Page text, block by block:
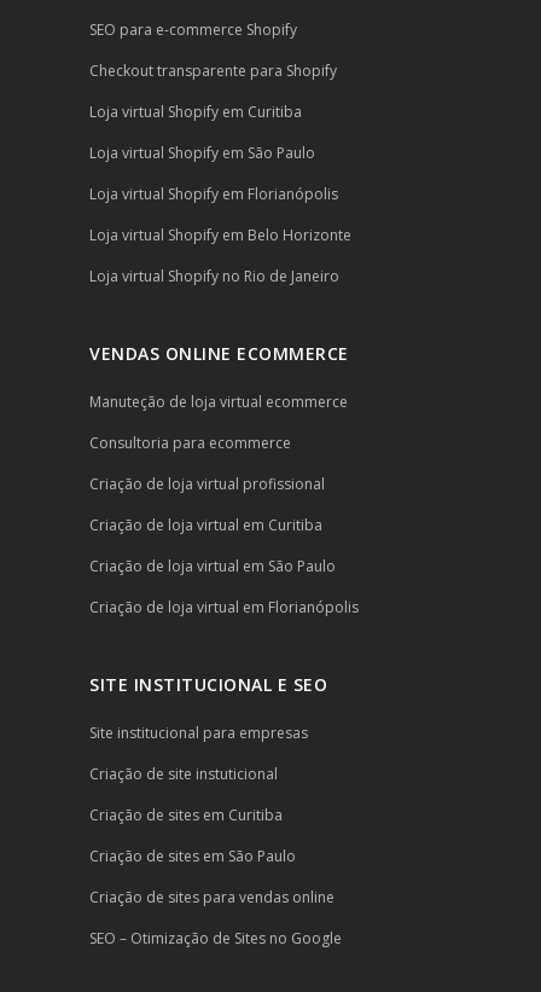
SEO para e-commerce Shopify
Checkout transparente para Shopify
Loja virtual Shopify em Curitiba
Loja virtual Shopify em São Paulo
Loja virtual Shopify em Florianópolis
Loja virtual Shopify em Belo Horizonte
Loja virtual Shopify no Rio de Janeiro
VENDAS ONLINE ECOMMERCE
Manuteção de loja virtual ecommerce
Consultoria para ecommerce
Criação de loja virtual profissional
Criação de loja virtual em Curitiba
Criação de loja virtual em São Paulo
Criação de loja virtual em Florianópolis
SITE INSTITUCIONAL E SEO
Site institucional para empresas
Criação de site instuticional
Criação de sites em Curitiba
Criação de sites em São Paulo
Criação de sites para vendas online
SEO – Otimização de Sites no Google